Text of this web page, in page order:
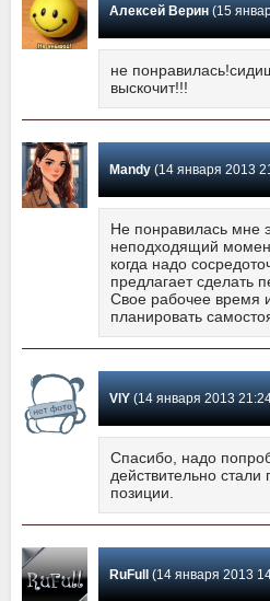
Алексей Верин(15 января 2013
не
выскочит!!!
Mandy(14 января 2013 21:36)
Не понравилась мне
неподходящий
когда надо
предлагает сделать
Свое рабочее время
планировать
VlY(14 января 2013 21:24)
Спасибо, надо
действительно стали
позиции.
RuFull (14 января 2013 14:34)